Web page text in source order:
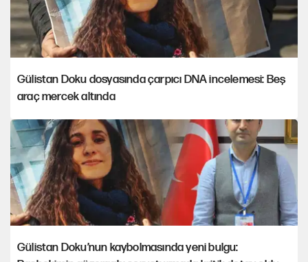
Gülistan Doku dosyasında çarpıcı DNA incelemesi: Beş
araç mercek altında
Gülistan Doku’nun kaybolmasında yeni bulgu: